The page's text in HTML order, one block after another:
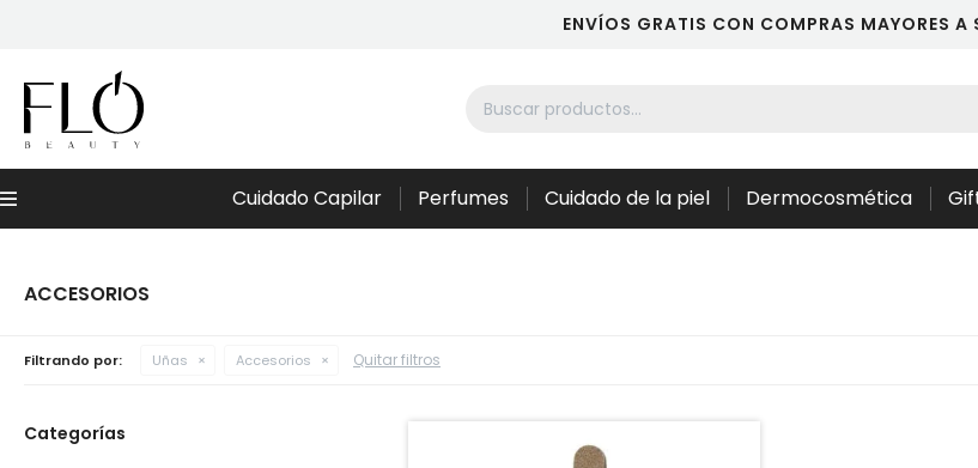
ENVÍOS GRATIS CON COMPRAS MAYORES
Menú Cuidado Capilar Perfumes Cuidado de la piel Dermocosmética
ACCESORIOS
Filtrando por: Uñas Accesorios Quitar filtros
Categorías